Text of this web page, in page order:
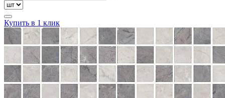
Купить в 1 клик